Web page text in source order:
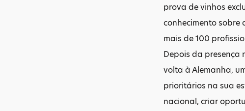
prova de vinhos
conhecimento sobre
mais de 100
Depois da presença
volta à Alemanha,
prioritários na sua
nacional, criar